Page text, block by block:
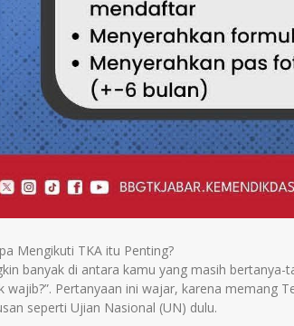
Mengikuti TKA itu Penting?
banyak di antara kamu yang masih bertanya-
wajib?”. Pertanyaan ini wajar, karena memang
seperti Ujian Nasional (UN) dulu.